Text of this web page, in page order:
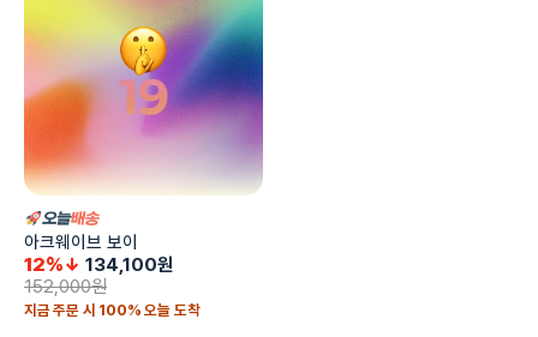
지금 주문 시 100% 오늘 도착
아크웨이브 보이
12%↓ 134,100원
152,000원